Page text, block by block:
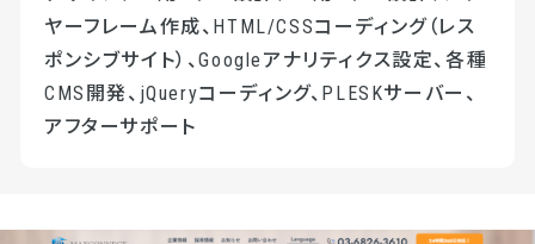
ヤーフレーム作成、HTML/CSSコーディング（レス
ポンシブサイト）、Googleアナリティクス設定、各種
CMS開発、jQueryコーディング、PLESKサーバー、
アフターサポート